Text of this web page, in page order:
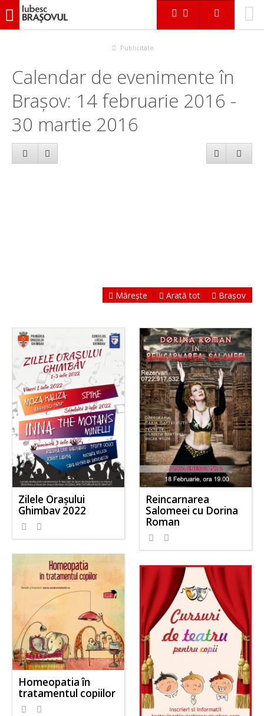
iubescbraşovul.ro
Publicitate
Calendar de evenimente în
Brașov: 14 februarie 2016 -
30 martie 2016
Mărește Arată tot Brașov
Zilele Orașului
Ghimbav 2022
Reincarnarea
Salomeei cu Dorina
Roman
Homeopatia în
tratamentul copiilor